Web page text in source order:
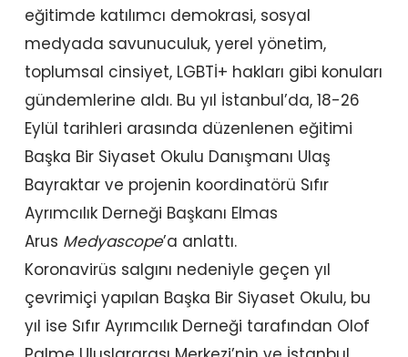
eğitimde katılımcı demokrasi, sosyal
medyada savunuculuk, yerel yönetim,
toplumsal cinsiyet, LGBTİ+ hakları gibi konuları
gündemlerine aldı. Bu yıl İstanbul’da, 18-26
Eylül tarihleri arasında düzenlenen eğitimi
Başka Bir Siyaset Okulu Danışmanı Ulaş
Bayraktar ve projenin koordinatörü Sıfır
Ayrımcılık Derneği Başkanı Elmas
Arus Medyascope’a anlattı.
Koronavirüs salgını nedeniyle geçen yıl
çevrimiçi yapılan Başka Bir Siyaset Okulu, bu
yıl ise Sıfır Ayrımcılık Derneği tarafından Olof